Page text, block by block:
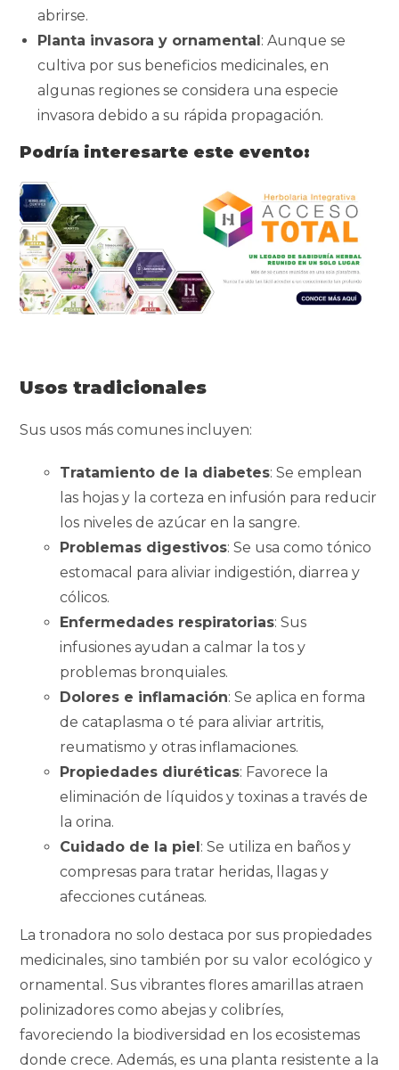
abrirse.
Planta invasora y ornamental: Aunque se
cultiva por sus beneficios medicinales, en
algunas regiones se considera una especie
invasora debido a su rápida propagación.
Podría interesarte este evento:
Usos tradicionales
Sus usos más comunes incluyen:
Tratamiento de la diabetes: Se emplean
las hojas y la corteza en infusión para reducir
los niveles de azúcar en la sangre.
Problemas digestivos: Se usa como tónico
estomacal para aliviar indigestión, diarrea y
cólicos.
Enfermedades respiratorias: Sus
infusiones ayudan a calmar la tos y
problemas bronquiales.
Dolores e inflamación: Se aplica en forma
de cataplasma o té para aliviar artritis,
reumatismo y otras inflamaciones.
Propiedades diuréticas: Favorece la
eliminación de líquidos y toxinas a través de
la orina.
Cuidado de la piel: Se utiliza en baños y
compresas para tratar heridas, llagas y
afecciones cutáneas.
La tronadora no solo destaca por sus propiedades
medicinales, sino también por su valor ecológico y
ornamental. Sus vibrantes flores amarillas atraen
polinizadores como abejas y colibríes,
favoreciendo la biodiversidad en los ecosistemas
donde crece. Además, es una planta resistente a la